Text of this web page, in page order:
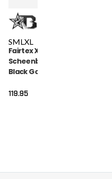
SMLXL
Fairtex X Booster
Scheenbeschermers
Black Gold (FXB SG
119.95